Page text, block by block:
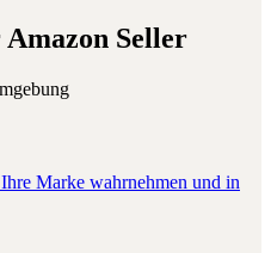
Amazon Seller
Marke wahrnehmen und in